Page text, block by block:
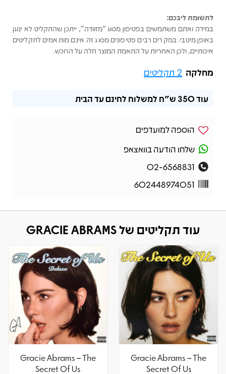
לתשומת ליבכם:
במידה ואתם משתמשים בפטיפון מסוג "מזוודה", ייתכן שהתקליט לא ינוגן
באופן מיטבי. במקרים רבים פטיפונים מסוג זה אינם מותאמים לתקליטים
איכותיים, ולכן האחריות על התאמת המוצר חלה על הרוכש.
מחלקה 2 תקליטים
עוד350 ש"ח למשלוח לחינם עד הבית
הוספה למועדפים
שלחו הודעה בוואצאפ
02-6568831
602448974051
עוד תקליטים של GRACIE ABRAMS
Gracie Abrams – The
Secret Of Us
Gracie Abrams – The
Secret Of Us